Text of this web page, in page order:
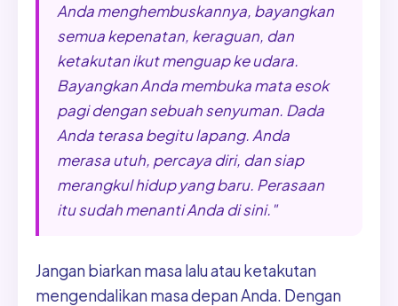
Anda menghembuskannya, bayangkan
semua kepenatan, keraguan, dan
ketakutan ikut menguap ke udara.
Bayangkan Anda membuka mata esok
pagi dengan sebuah senyuman. Dada
Anda terasa begitu lapang. Anda
merasa utuh, percaya diri, dan siap
merangkul hidup yang baru. Perasaan
itu sudah menanti Anda di sini."
Jangan biarkan masa lalu atau ketakutan
mengendalikan masa depan Anda. Dengan